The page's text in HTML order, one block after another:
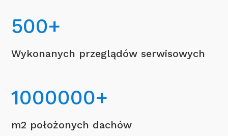
500+
Wykonanych przeglądów serwisowych
1000000+
m2 położonych dachów